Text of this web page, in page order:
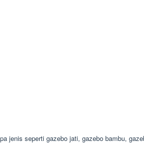
jenis seperti gazebo jati, gazebo bambu,